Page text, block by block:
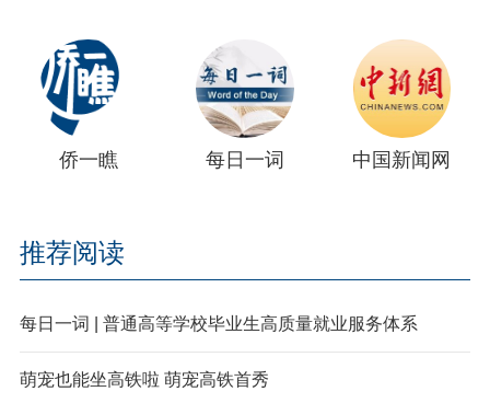
侨一瞧 每日一词 中国新闻网
推荐阅读
每日一词 | 普通高等学校毕业生高质量就业服务体系
萌宠也能坐高铁啦 萌宠高铁首秀